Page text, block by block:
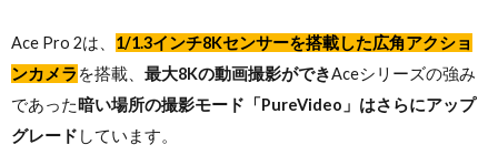
Ace Pro 2は、 1/1.3インチ8Kセンサーを搭載した広角アクショ
ンカメラ を搭載、 最大8Kの動画撮影ができAceシリーズの強み
であった暗い場所の撮影モード「PureVideo」はさらにアップ
グレード しています。